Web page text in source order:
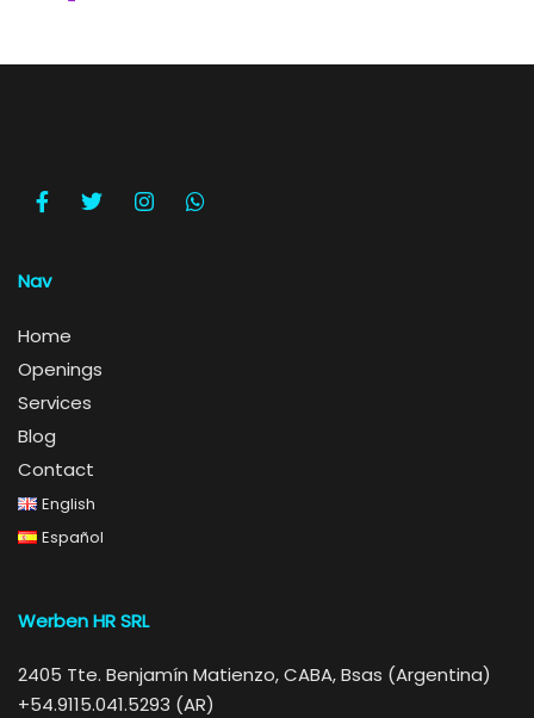
Nav
Home
Openings
Services
Blog
Contact
English
Español
Werben HR SRL
2405 Tte. Benjamín Matienzo, CABA, Bsas (Argentina)
+54.9115.041.5293 (AR)